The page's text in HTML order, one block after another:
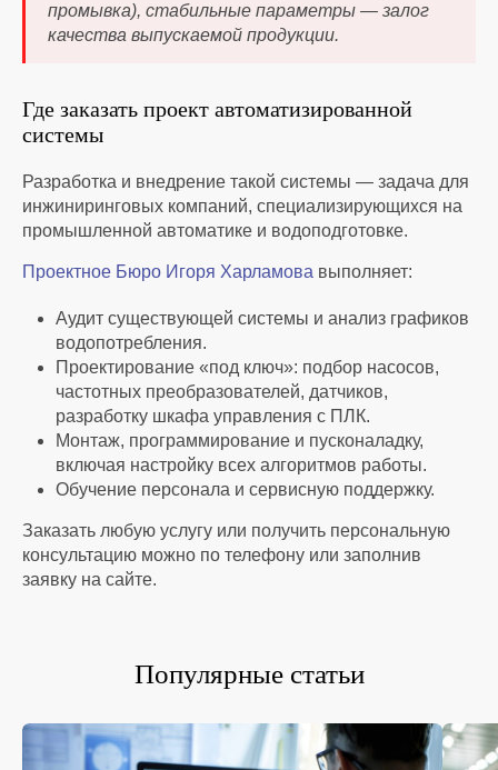
промывка), стабильные параметры — залог
качества выпускаемой продукции.
Где заказать проект автоматизированной
системы
Разработка и внедрение такой системы — задача для
инжиниринговых компаний, специализирующихся на
промышленной автоматике и водоподготовке.
Проектное Бюро Игоря Харламова выполняет:
Аудит существующей системы и анализ графиков
водопотребления.
Проектирование «под ключ»: подбор насосов,
частотных преобразователей, датчиков,
разработку шкафа управления с ПЛК.
Монтаж, программирование и пусконаладку,
включая настройку всех алгоритмов работы.
Обучение персонала и сервисную поддержку.
Заказать любую услугу или получить персональную
консультацию можно по телефону или заполнив
заявку на сайте.
Популярные статьи